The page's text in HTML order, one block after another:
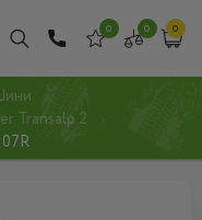
0 0 0
Transalp 2